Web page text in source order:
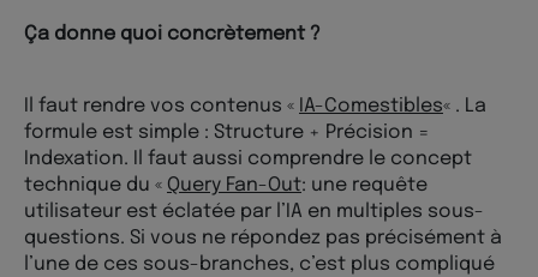
Ça donne quoi concrètement ?
Il faut rendre vos contenus « IA-Comestibles« . La
formule est simple : Structure + Précision =
Indexation. Il faut aussi comprendre le concept
technique du « Query Fan-Out: une requête
utilisateur est éclatée par l’IA en multiples sous-
questions. Si vous ne répondez pas précisément à
l’une de ces sous-branches, c’est plus compliqué